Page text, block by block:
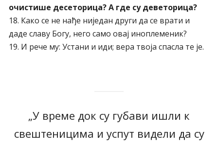
очистише десеторица? А где су деветорица?
18. Како се не нађе ниједан други да се врати и
даде славу Богу, него само овај иноплеменик?
19. И рече му: Устани и иди; вера твоја спасла те је.
„У време док су губави ишли к
свештеницима и успут видели да су